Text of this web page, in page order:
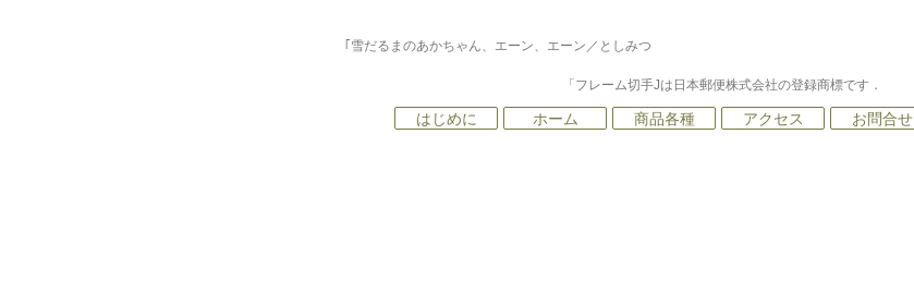
｢雪だるまのあかちゃん、エーン、エーン／としみつ
「フレーム切手Jは日本郵便株式会社の登録商標です．
はじめに ホーム 商品各種 アクセス お問合せ